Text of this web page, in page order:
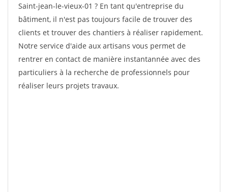
Saint-jean-le-vieux-01 ? En tant qu'entreprise du
bâtiment, il n'est pas toujours facile de trouver des
clients et trouver des chantiers à réaliser rapidement.
Notre service d'aide aux artisans vous permet de
rentrer en contact de manière instantannée avec des
particuliers à la recherche de professionnels pour
réaliser leurs projets travaux.